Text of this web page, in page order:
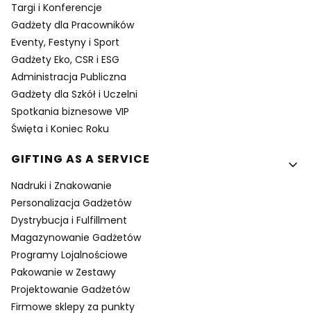
Targi i Konferencje
Gadżety dla Pracowników
Eventy, Festyny i Sport
Gadżety Eko, CSR i ESG
Administracja Publiczna
Gadżety dla Szkół i Uczelni
Spotkania biznesowe VIP
Święta i Koniec Roku
GIFTING AS A SERVICE
Nadruki i Znakowanie
Personalizacja Gadżetów
Dystrybucja i Fulfillment
Magazynowanie Gadżetów
Programy Lojalnościowe
Pakowanie w Zestawy
Projektowanie Gadżetów
Firmowe sklepy za punkty